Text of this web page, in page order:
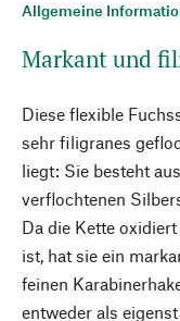
Allgemeine
Markant und
Diese flexible
sehr filigranes
liegt: Sie besteht
verflochtenen
Da die Kette
ist, hat sie ein
feinen
entweder als